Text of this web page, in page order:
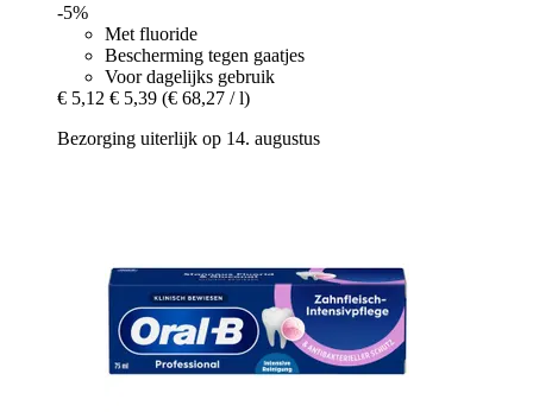
-5%
Met fluoride
Bescherming tegen gaatjes
Voor dagelijks gebruik
€ 5,12 € 5,39 (€ 68,27 / l)
Bezorging uiterlijk op 14. augustus